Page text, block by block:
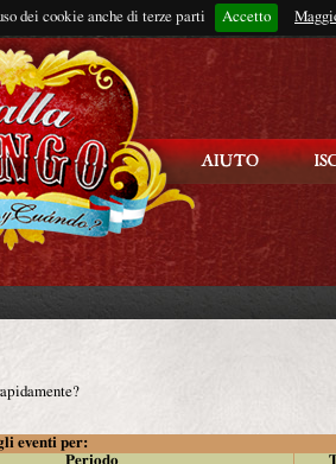
dei cookie anche di terze parti Accetto
Rimani
eventi per: